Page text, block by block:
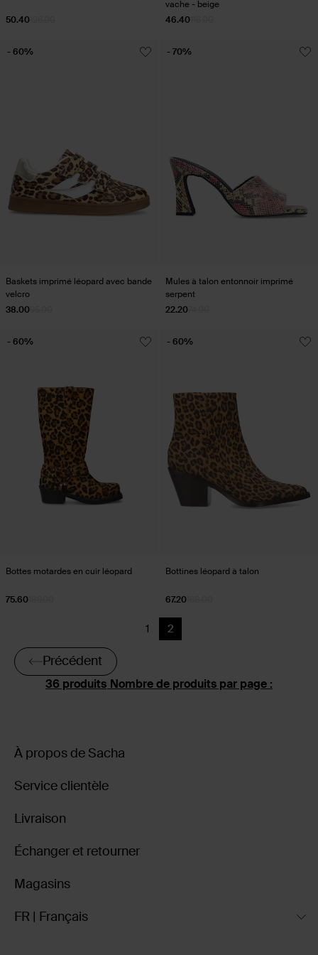
50.40
vache - beige
46.40
Baskets imprimé léopard avec bande
velcro
38.00
- 60%
Mules à talon entonnoir imprimé
serpent
22.20
- 70%
Bottes motardes en cuir léopard
75.60
- 60%
Bottines léopard à talon
67.20
- 60%
Nombre de produits par page :
Précédent
Précédent
1
Page actuelle
2
À propos de Sacha
Service clientèle
Livraison
Échanger et retourner
Magasins
FR | Français